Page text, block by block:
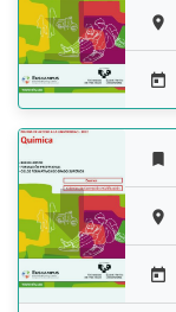
 




